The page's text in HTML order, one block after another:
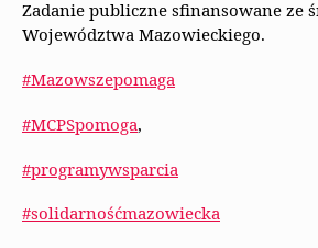
Zadanie publiczne sfinansowane ze
Województwa Mazowieckiego.
#Mazowszepomaga
#MCPSpomoga,
#programywsparcia
#solidarnośćmazowiecka